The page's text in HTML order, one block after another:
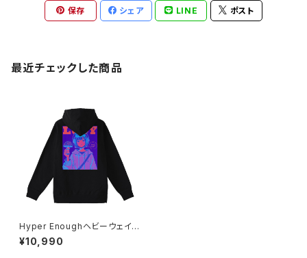
保存 シェア LINE ポスト
最近チェックした商品
Hyper Enoughヘビーウェイト
パーカー_Bad Trip 1014-230
221246
¥10,990